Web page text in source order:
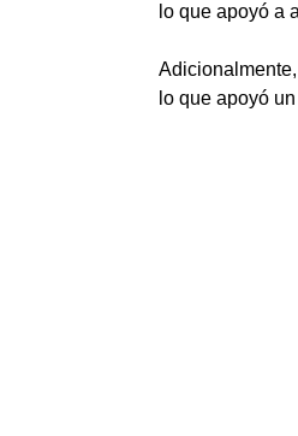
lo que apoyó a
lo que apoyó